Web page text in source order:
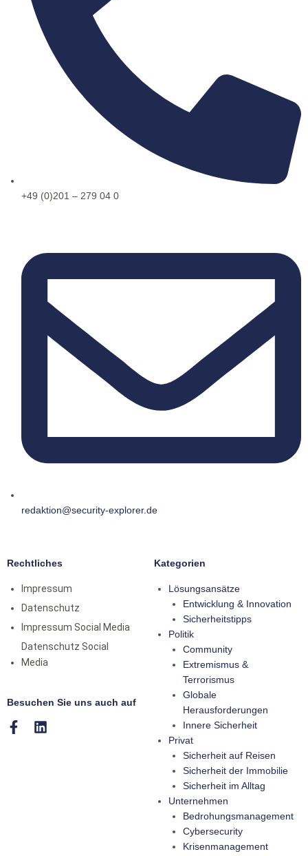
+49 (0)201 – 279 04 0
redaktion@security-explorer.de
Rechtliches
Impressum
Datenschutz
Impressum Social Media
Datenschutz Social
Media
Besuchen Sie uns auch auf
Kategorien
Lösungsansätze
Entwicklung & Innovation
Sicherheitstipps
Politik
Community
Extremismus &
Terrorismus
Globale
Herausforderungen
Innere Sicherheit
Privat
Sicherheit auf Reisen
Sicherheit der Immobilie
Sicherheit im Alltag
Unternehmen
Bedrohungsmanagement
Cybersecurity
Krisenmanagement